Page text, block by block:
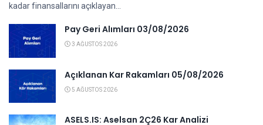
kadar finansallarını açıklayan...
Pay Geri Alımları 03/08/2026
3 AĞUSTOS 2026
Açıklanan Kar Rakamları 05/08/2026
5 AĞUSTOS 2026
ASELS.IS: Aselsan 2Ç26 Kar Analizi